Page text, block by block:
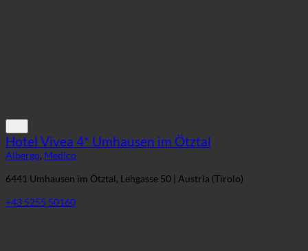
Hotel Vivea 4* Umhausen im Ötztal
Albergo, Medico
6441 Umhausen im Ötztal, Lehgasse 50 | Austria (Tirolo)
+43 5255 50160